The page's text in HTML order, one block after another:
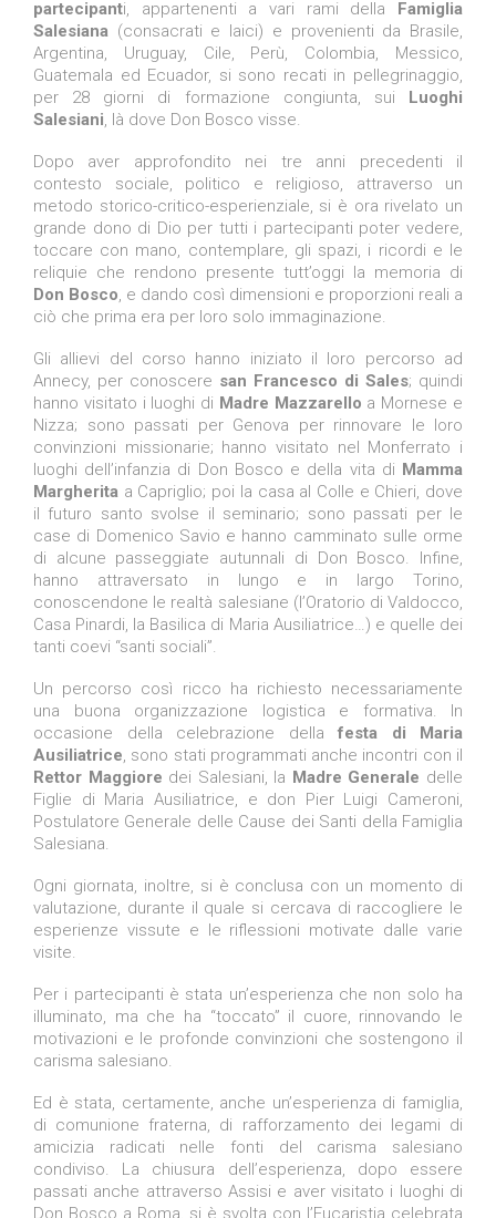
partecipanti, appartenenti a vari rami della Famiglia
Salesiana (consacrati e laici) e provenienti da Brasile,
Argentina, Uruguay, Cile, Perù, Colombia, Messico,
Guatemala ed Ecuador, si sono recati in pellegrinaggio,
per 28 giorni di formazione congiunta, sui Luoghi
Salesiani, là dove Don Bosco visse.
Dopo aver approfondito nei tre anni precedenti il
contesto sociale, politico e religioso, attraverso un
metodo storico-critico-esperienziale, si è ora rivelato un
grande dono di Dio per tutti i partecipanti poter vedere,
toccare con mano, contemplare, gli spazi, i ricordi e le
reliquie che rendono presente tutt’oggi la memoria di
Don Bosco, e dando così dimensioni e proporzioni reali a
ciò che prima era per loro solo immaginazione.
Gli allievi del corso hanno iniziato il loro percorso ad
Annecy, per conoscere san Francesco di Sales; quindi
hanno visitato i luoghi di Madre Mazzarello a Mornese e
Nizza; sono passati per Genova per rinnovare le loro
convinzioni missionarie; hanno visitato nel Monferrato i
luoghi dell’infanzia di Don Bosco e della vita di Mamma
Margherita a Capriglio; poi la casa al Colle e Chieri, dove
il futuro santo svolse il seminario; sono passati per le
case di Domenico Savio e hanno camminato sulle orme
di alcune passeggiate autunnali di Don Bosco. Infine,
hanno attraversato in lungo e in largo Torino,
conoscendone le realtà salesiane (l’Oratorio di Valdocco,
Casa Pinardi, la Basilica di Maria Ausiliatrice…) e quelle dei
tanti coevi “santi sociali”.
Un percorso così ricco ha richiesto necessariamente
una buona organizzazione logistica e formativa. In
occasione della celebrazione della festa di Maria
Ausiliatrice, sono stati programmati anche incontri con il
Rettor Maggiore dei Salesiani, la Madre Generale delle
Figlie di Maria Ausiliatrice, e don Pier Luigi Cameroni,
Postulatore Generale delle Cause dei Santi della Famiglia
Salesiana.
Ogni giornata, inoltre, si è conclusa con un momento di
valutazione, durante il quale si cercava di raccogliere le
esperienze vissute e le riflessioni motivate dalle varie
visite.
Per i partecipanti è stata un’esperienza che non solo ha
illuminato, ma che ha “toccato” il cuore, rinnovando le
motivazioni e le profonde convinzioni che sostengono il
carisma salesiano.
Ed è stata, certamente, anche un’esperienza di famiglia,
di comunione fraterna, di rafforzamento dei legami di
amicizia radicati nelle fonti del carisma salesiano
condiviso. La chiusura dell’esperienza, dopo essere
passati anche attraverso Assisi e aver visitato i luoghi di
Don Bosco a Roma, si è svolta con l’Eucaristia celebrata